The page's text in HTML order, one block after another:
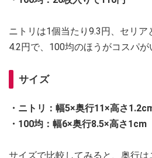
ニトリは1個当たり9.3円、セリア
4.2円で、100均のほうがコスパが
サイズ
・ニトリ：幅5×奥行11×高さ
・100均：幅6×奥行8.5×高さ1cm
サイズで比較してみると、奥行は